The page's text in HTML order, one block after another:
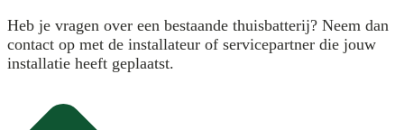
Heb je vragen over een bestaande thuisbatterij? Neem dan
contact op met de installateur of servicepartner die jouw
installatie heeft geplaatst.